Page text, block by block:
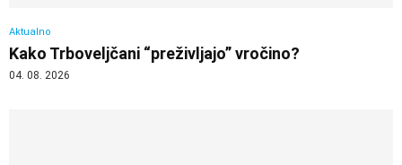
Aktualno
Kako Trboveljčani “preživljajo” vročino?
04. 08. 2026